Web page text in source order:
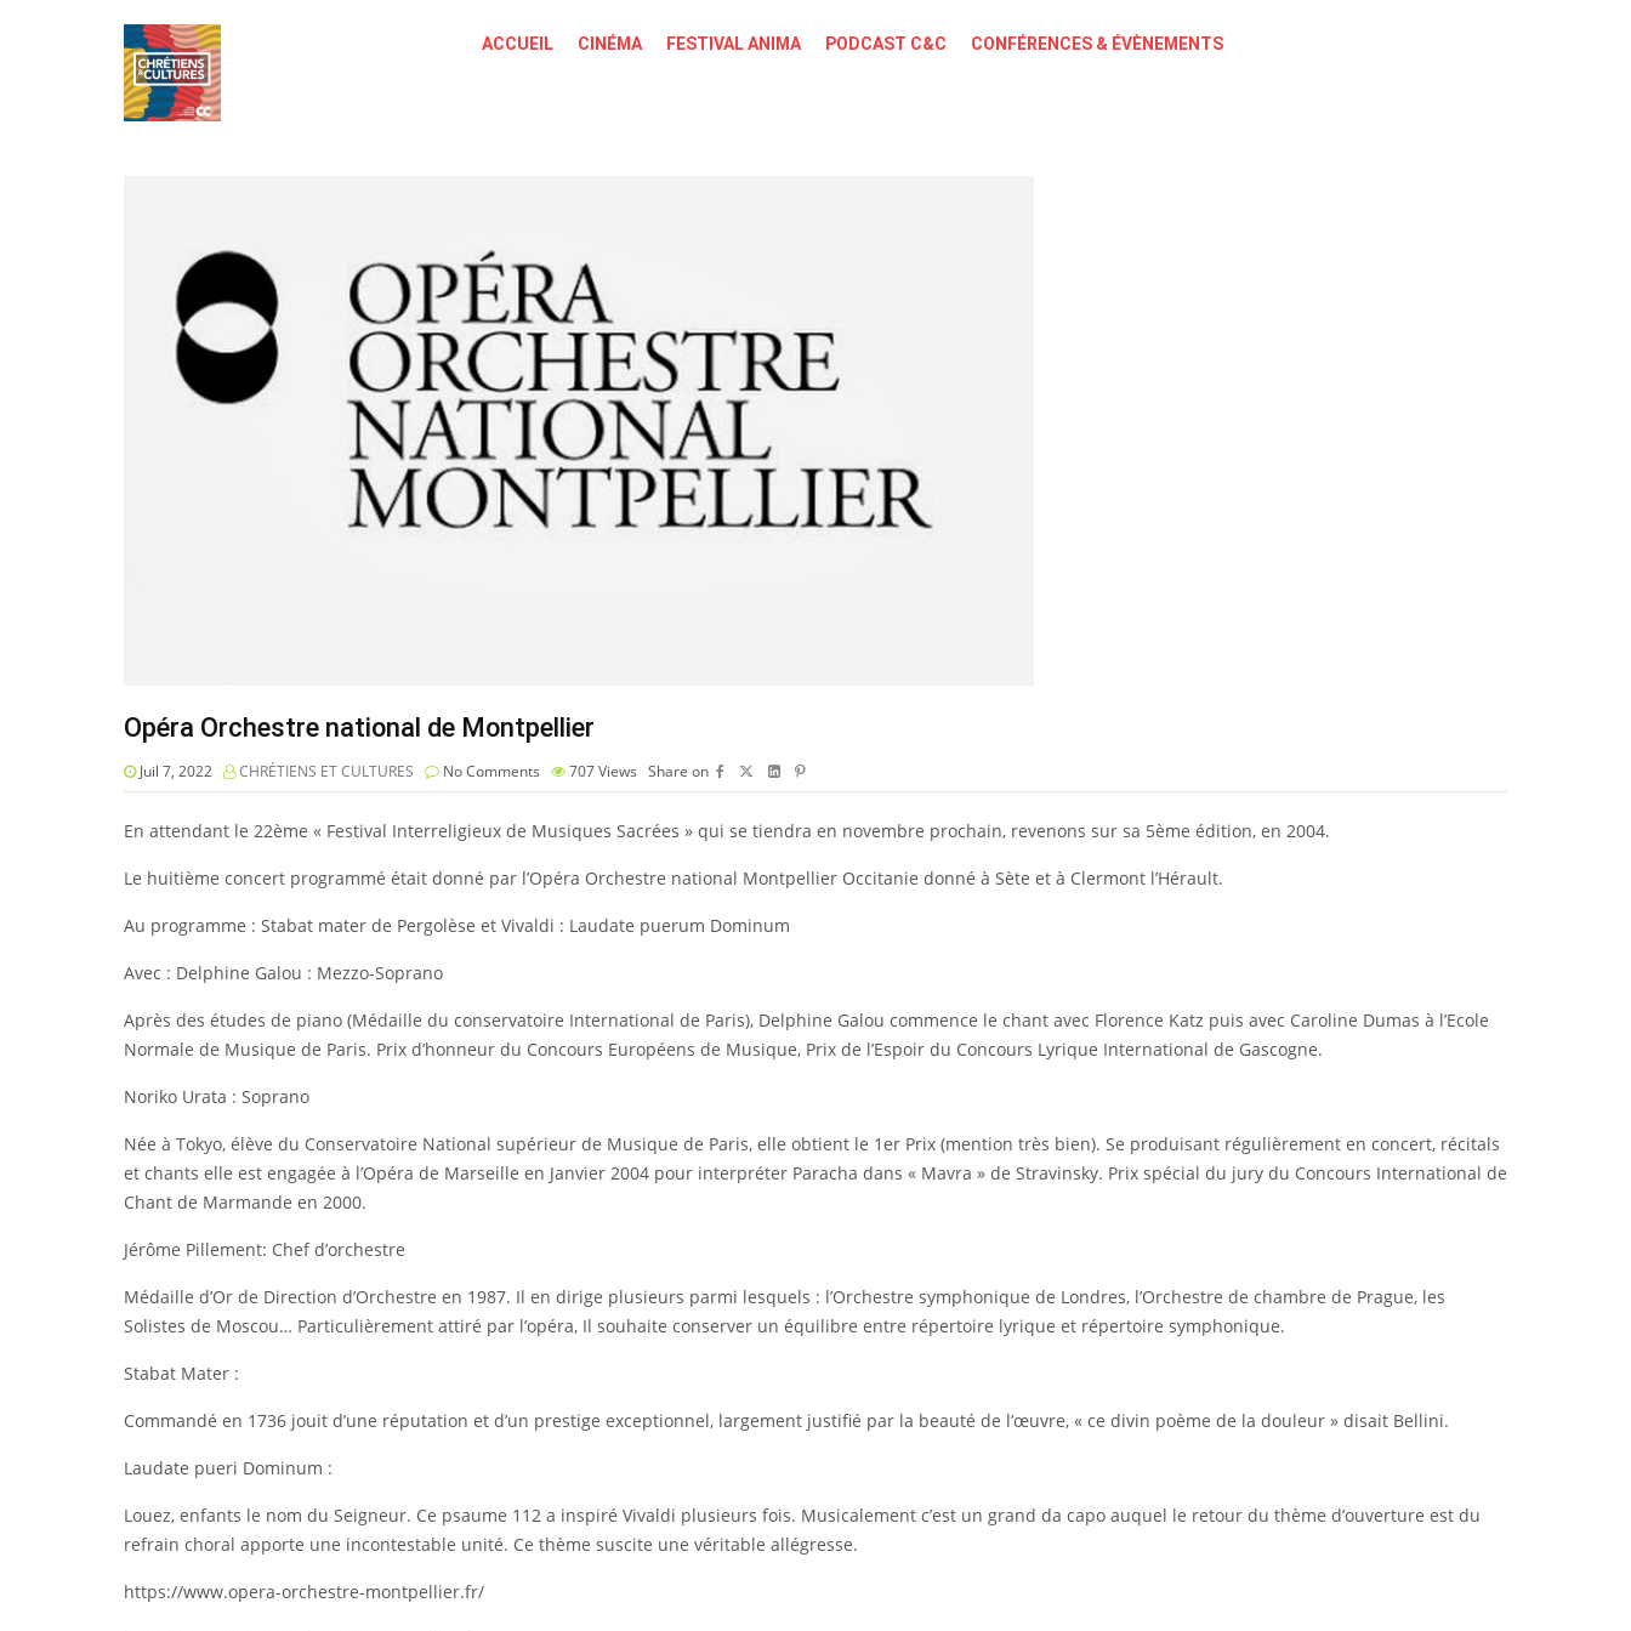
ACCUEIL CINÉMA FESTIVAL ANIMA PODCAST C&C CONFÉRENCES & ÉVÈNEMENTS
Opéra Orchestre national de Montpellier
Juil 7, 2022 CHRÉTIENS ET CULTURES No Comments 707Views Share on
En attendant le 22ème « Festival Interreligieux de Musiques Sacrées » qui se tiendra en novembre prochain, revenons sur sa 5ème édition, en 2004.
Le huitième concert programmé était donné par l’Opéra Orchestre national Montpellier Occitanie donné à Sète et à Clermont l’Hérault.
Au programme : Stabat mater de Pergolèse et Vivaldi : Laudate puerum Dominum
Avec : Delphine Galou : Mezzo-Soprano
Après des études de piano (Médaille du conservatoire International de Paris), Delphine Galou commence le chant avec Florence Katz puis avec Caroline Dumas à l’Ecole
Normale de Musique de Paris. Prix d’honneur du Concours Européens de Musique, Prix de l’Espoir du Concours Lyrique International de Gascogne.
Noriko Urata : Soprano
Née à Tokyo, élève du Conservatoire National supérieur de Musique de Paris, elle obtient le 1er Prix (mention très bien). Se produisant régulièrement en concert, récitals
et chants elle est engagée à l’Opéra de Marseille en Janvier 2004 pour interpréter Paracha dans « Mavra » de Stravinsky. Prix spécial du jury du Concours International de
Chant de Marmande en 2000.
Jérôme Pillement: Chef d’orchestre
Médaille d’Or de Direction d’Orchestre en 1987. Il en dirige plusieurs parmi lesquels : l’Orchestre symphonique de Londres, l’Orchestre de chambre de Prague, les
Solistes de Moscou… Particulièrement attiré par l’opéra, Il souhaite conserver un équilibre entre répertoire lyrique et répertoire symphonique.
Stabat Mater :
Commandé en 1736 jouit d’une réputation et d’un prestige exceptionnel, largement justifié par la beauté de l’œuvre, « ce divin poème de la douleur » disait Bellini.
Laudate pueri Dominum :
Louez, enfants le nom du Seigneur. Ce psaume 112 a inspiré Vivaldi plusieurs fois. Musicalement c’est un grand da capo auquel le retour du thème d’ouverture est du
refrain choral apporte une incontestable unité. Ce thème suscite une véritable allégresse.
https://www.opera-orchestre-montpellier.fr/